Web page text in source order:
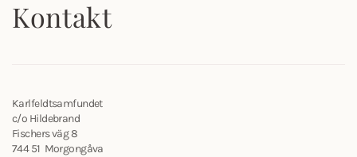
Kontakt
Karlfeldtsamfundet
c/o Hildebrand
Fischers väg 8
744 51 Morgongåva